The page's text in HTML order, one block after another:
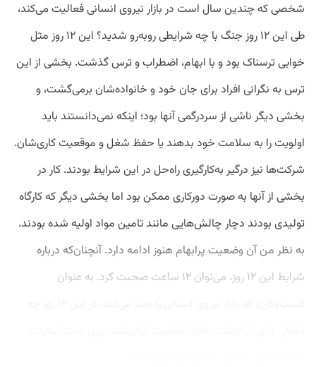
شخصی که چندین سال است در بازار نیروی انسانی فعالیت می‌کند،
طی این ۱۲ روز جنگ با چه شرایطی روبه‌رو شدید؟ این ۱۲ روز مثل
خوابی ترسناک بود و با ابهام، اضطراب و ترس گذشت. بخشی از این
ترس به نگرانی افراد برای جان خود و خانواده‌شان برمی‌گشت، و
بخشی دیگر ناشی از سردرگمی آنها بود؛ اینکه نمی‌دانستند باید
اولویت را به سلامت خود بدهند یا حفظ شغل و موقعیت کاری‌شان.
شرکت‌ها نیز درگیر به‌کارگیری راه‌حل در این شرایط بودند. کار در
بخشی از آنها به صورت دورکاری ممکن بود اما بخشی دیگر که کارگاه
تولیدی بودند دچار چالش‌هایی مانند تامین مواد اولیه شده بودند.
به نظر من آن وضعیت پرابهام هنوز ادامه دارد. آنچنان‌که درباره
شرایط این ۱۲ روز، می‌توان ۱۲ ساعت صحبت کرد. به عنوان